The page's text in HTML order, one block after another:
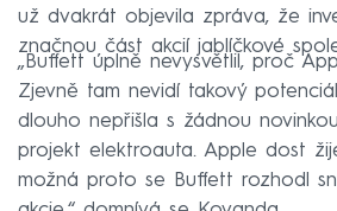
už dvakrát objevila zpráva, že
značnou část akcií jablíčkové
„Buffett úplně nevysvětlil, proč
Zjevně tam nevidí takový
dlouho nepřišla s žádnou
projekt elektroauta. Apple dost
možná proto se Buffett rozhodl